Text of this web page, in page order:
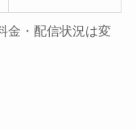
金・配信状況は変